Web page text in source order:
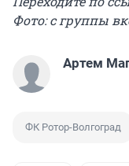
Фото: с группы
Артем
ФК Ротор-Волгоград